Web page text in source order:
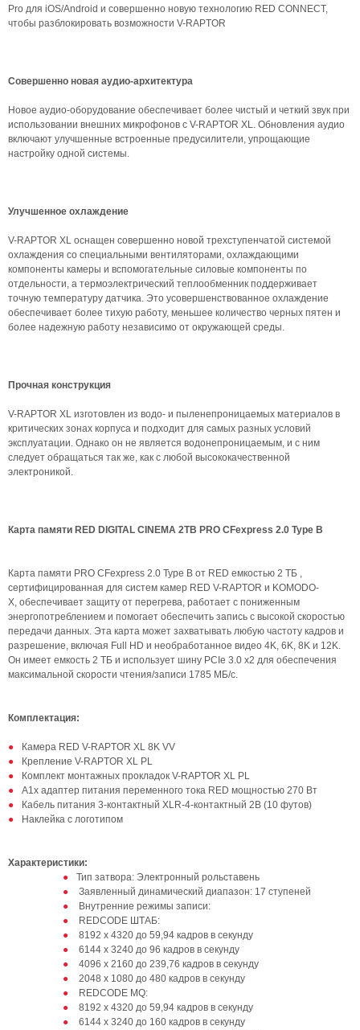
Pro для iOS/Android и совершенно новую технологию RED CONNECT,
чтобы разблокировать возможности V-RAPTOR
Совершенно новая аудио-архитектура
Новое аудио-оборудование обеспечивает более чистый и четкий звук при
использовании внешних микрофонов с V-RAPTOR XL. Обновления аудио
включают улучшенные встроенные предусилители, упрощающие
настройку одной системы.
Улучшенное охлаждение
V-RAPTOR XL оснащен совершенно новой трехступенчатой ​​системой
охлаждения со специальными вентиляторами, охлаждающими
компоненты камеры и вспомогательные силовые компоненты по
отдельности, а термоэлектрический теплообменник поддерживает
точную температуру датчика. Это усовершенствованное охлаждение
обеспечивает более тихую работу, меньшее количество черных пятен и
более надежную работу независимо от окружающей среды.
Прочная конструкция
V-RAPTOR XL изготовлен из водо- и пыленепроницаемых материалов в
критических зонах корпуса и подходит для самых разных условий
эксплуатации. Однако он не является водонепроницаемым, и с ним
следует обращаться так же, как с любой высококачественной
электроникой.
Карта памяти RED DIGITAL CINEMA 2TB PRO CFexpress 2.0 Type B
Карта памяти PRO CFexpress 2.0 Type B от RED емкостью 2 ТБ ,
сертифицированная для систем камер RED V-RAPTOR и KOMODO-
X, обеспечивает защиту от перегрева, работает с пониженным
энергопотреблением и помогает обеспечить запись с высокой скоростью
передачи данных. Эта карта может захватывать любую частоту кадров и
разрешение, включая Full HD и необработанное видео 4K, 6K, 8K и 12K.
Он имеет емкость 2 ТБ и использует шину PCIe 3.0 x2 для обеспечения
максимальной скорости чтения/записи 1785 МБ/с.
Комплектация:
Камера RED V-RAPTOR XL 8K VV
Крепление V-RAPTOR XL PL
Комплект монтажных прокладок V-RAPTOR XL PL
А1x адаптер питания переменного тока RED мощностью 270 Вт
Кабель питания 3-контактный XLR-4-контактный 2B (10 футов)
Наклейка с логотипом
Характеристики:
Тип затвора: Электронный рольставень
Заявленный динамический диапазон: 17 ступеней
Внутренние режимы записи:
REDCODE ШТАБ:
8192 x 4320 до 59,94 кадров в секунду
6144 x 3240 до 96 кадров в секунду
4096 x 2160 до 239,76 кадров в секунду
2048 x 1080 до 480 кадров в секунду
REDCODE MQ:
8192 x 4320 до 59,94 кадров в секунду
6144 x 3240 до 160 кадров в секунду